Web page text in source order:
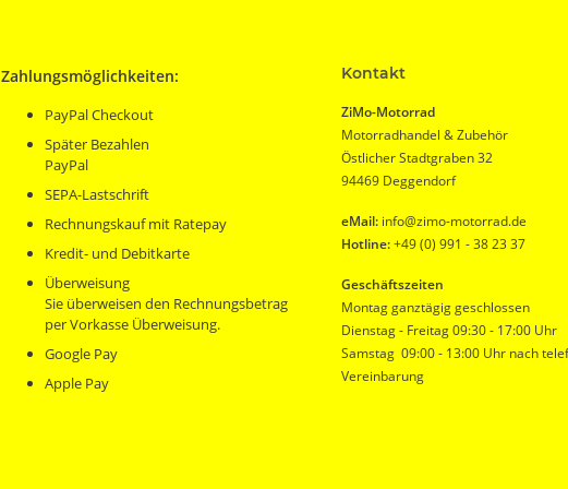
Zahlungsmöglichkeiten:
PayPal Checkout
Später Bezahlen
PayPal
SEPA-Lastschrift
Rechnungskauf mit Ratepay
Kredit- und Debitkarte
Überweisung
Sie überweisen den Rechnungsbetrag
per Vorkasse Überweisung.
Google Pay
Apple Pay
Kontakt
ZiMo-Motorrad
Motorradhandel & Zubehör
Östlicher Stadtgraben 32
94469 Deggendorf
eMail: info@zimo-motorrad.de
Hotline:+49 (0) 991 - 38 23 37
Geschäftszeiten
Montag ganztägig geschlossen
Dienstag - Freitag 09:30 - 17:00 Uhr
Samstag 09:00 - 13:00 Uhr nach
Vereinbarung